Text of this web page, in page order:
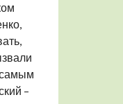
самым
–